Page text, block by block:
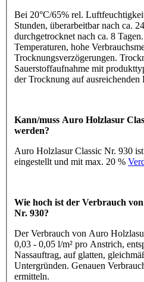
Bei 20°C/65% rel.
Stunden, überarbeitbar nach ca.
durchgetrocknet nach ca. 8
Temperaturen, hohe
Trocknungsverzögerungen.
Sauerstoffaufnahme mit
der Trocknung auf ausreichenden
Kann/muss Auro Holzlasur
werden?
Auro Holzlasur Classic Nr. 930
eingestellt und mit max. 20 %
Wie hoch ist der Verbrauch
Nr. 930?
Der Verbrauch von Auro
0,03 - 0,05 l/m² pro Anstrich,
Nassauftrag, auf glatten,
Untergründen. Genauen
ermitteln.